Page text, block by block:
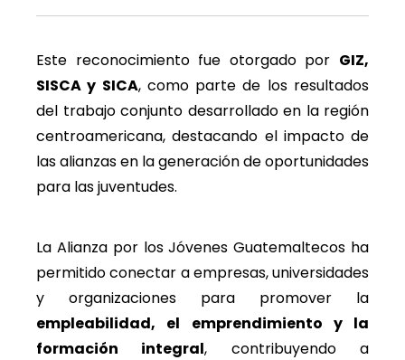
Este reconocimiento fue otorgado por GIZ,
SISCA y SICA, como parte de los resultados
del trabajo conjunto desarrollado en la región
centroamericana, destacando el impacto de
las alianzas en la generación de oportunidades
para las juventudes.
La Alianza por los Jóvenes Guatemaltecos ha
permitido conectar a empresas, universidades
y organizaciones para promover la
empleabilidad, el emprendimiento y la
formación integral, contribuyendo a